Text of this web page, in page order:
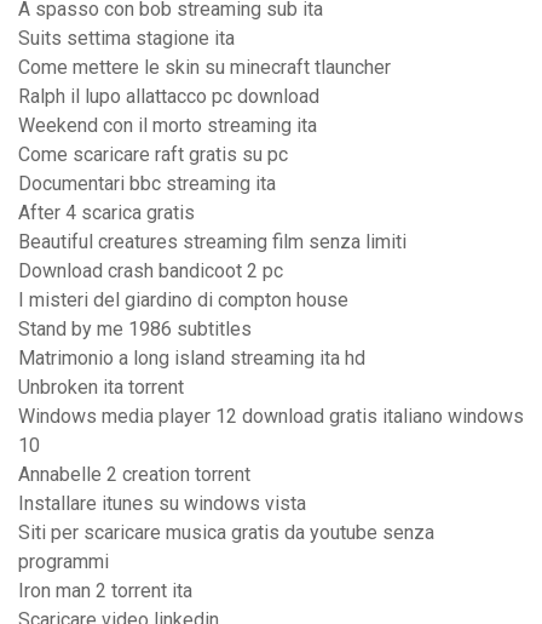
A spasso con bob streaming sub ita
Suits settima stagione ita
Come mettere le skin su minecraft tlauncher
Ralph il lupo allattacco pc download
Weekend con il morto streaming ita
Come scaricare raft gratis su pc
Documentari bbc streaming ita
After 4 scarica gratis
Beautiful creatures streaming film senza limiti
Download crash bandicoot 2 pc
I misteri del giardino di compton house
Stand by me 1986 subtitles
Matrimonio a long island streaming ita hd
Unbroken ita torrent
Windows media player 12 download gratis italiano windows
10
Annabelle 2 creation torrent
Installare itunes su windows vista
Siti per scaricare musica gratis da youtube senza
programmi
Iron man 2 torrent ita